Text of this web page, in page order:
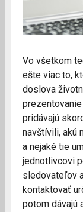
Vo všetkom
ešte viac to,
doslova
pridávajú
navštívili, akú
a nejaké tie
jednotlivcovi
sledovateľov
kontaktovať
potom dávajú